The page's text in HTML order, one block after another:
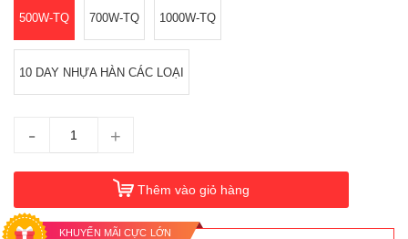
500W-TQ 700W-TQ 1000W-TQ
10 DAY NHỰA HÀN CÁC LOẠI
- +
Thêm vào giỏ hàng
KHUYẾN MÃI CỰC LỚN